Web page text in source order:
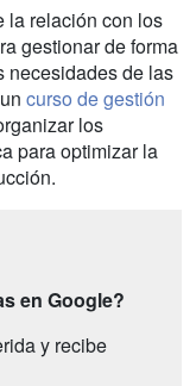
la relación con los
gestionar de forma
necesidades de las
curso de gestión
los
para optimizar la
en Google?
y recibe